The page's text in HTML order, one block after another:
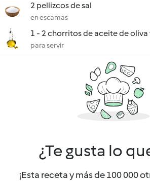
2 pellizcos de sal
en escamas
1 - 2 chorritos de aceite de oliva
para servir
¿Te gusta lo
¡Esta receta y más de 100 000